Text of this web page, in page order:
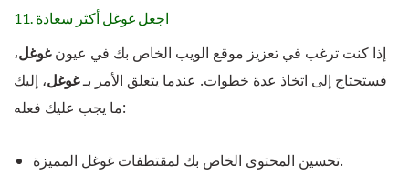
11. اجعل غوغل أكثر سعادة
إذا كنت ترغب في تعزيز موقع الويب الخاص بك في عيونغوغل،
فستحتاج إلى اتخاذ عدة خطوات. عندما يتعلق الأمر بـغوغل، إليك
ما يجب عليك فعله:
تحسين المحتوى الخاص بك لمقتطفات غوغل المميزة.